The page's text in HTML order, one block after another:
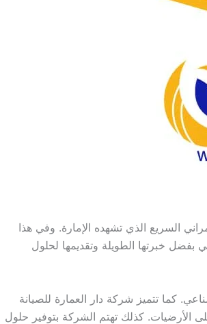
السريع الذي تشهده الإمارة. وفي هذا
خبرتها الطويلة وتقديمها لحلول
كما تتميز شركة دار العمارة للصيانة
الأرضيات. كذلك تهتم الشركة بتوفير حلول